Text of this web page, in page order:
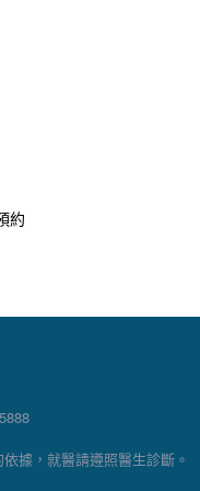
約
據，就醫請遵照醫生診斷。